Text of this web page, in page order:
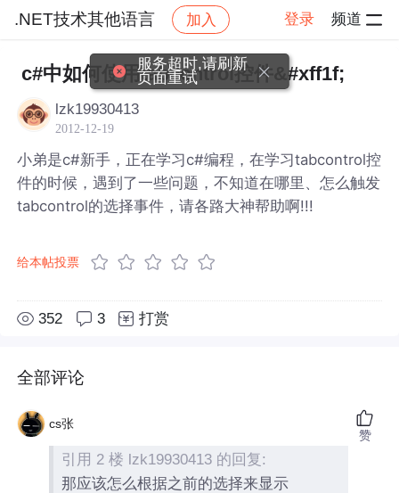
.NET技术其他语言 加入 登录 频道
社区 .NET技术其他语言 帖子详情
c#中如何使用tabcontrol控件&#xff1f;
lzk19930413
2012-12-19
小弟是c#新手，正在学习c#编程，在学习tabcontrol控
件的时候，遇到了一些问题，不知道在哪里、怎么触发
tabcontrol的选择事件，请各路大神帮助啊!!!
给本帖投票
352 3 打赏
全部评论
cs张
引用 2 楼 lzk19930413 的回复:
那应该怎么根据之前的选择来显示
赞
服务超时,请刷新
页面重试